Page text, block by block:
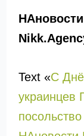
Text «С
украинцев